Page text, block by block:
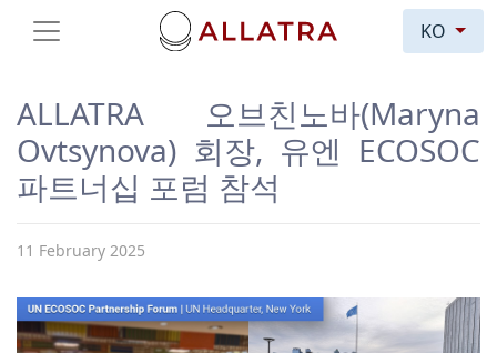
KO
ALLATRA 오브친노바(Maryna
Ovtsynova) 회장, 유엔 ECOSOC
파트너십 포럼 참석
11 February 2025